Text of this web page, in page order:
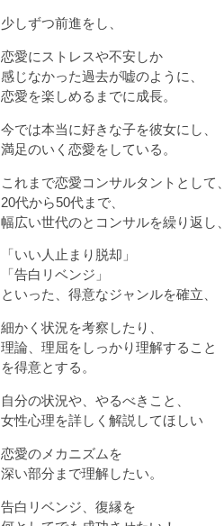
少しずつ前進をし、
恋愛にストレスや不安しか
感じなかった過去が嘘のように、
恋愛を楽しめるまでに成長。
今では本当に好きな子を彼女にし、
満足のいく恋愛をしている。
これまで恋愛コンサルタントとして、
20代から50代まで、
幅広い世代のとコンサルを繰り返し、
「いい人止まり脱却」
「告白リベンジ」
といった、得意なジャンルを確立、
細かく状況を考察したり、
理論、理屈をしっかり理解すること
を得意とする。
自分の状況や、やるべきこと、
女性心理を詳しく解説してほしい
恋愛のメカニズムを
深い部分まで理解したい。
告白リベンジ、復縁を